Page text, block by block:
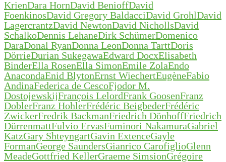
KrienDara HornDavid BenioffDavid
FoenkinosDavid Gregory BaldacciDavid GrohlDavid
LagercrantzDavid NewtonDavid NichollsDavid
SchalkoDennis LehaneDirk SchümerDomenico
DaraDonal RyanDonna LeonDonna TarttDoris
DörrieDurian SukegawaEdward DocxElisabeth
BinderElla RosenElla SimonEmile ZolaEndo
AnacondaEnid BlytonErnst WiechertEugèneFabio
AndinaFederica de CescoFjodor M.
DostojewskijFrançois LelordFrank GoosenFranz
DoblerFranz HohlerFrédéric BeigbederFrédéric
ZwickerFredrik BackmanFriedrich DönhoffFriedrich
DürrenmattFulvio ErvasFuminori NakamuraGabriel
KatzGary ShteyngartGavin ExtenceGayle
FormanGeorge SaundersGianrico CarofiglioGlenn
MeadeGottfried KellerGraeme SimsionGrégoire